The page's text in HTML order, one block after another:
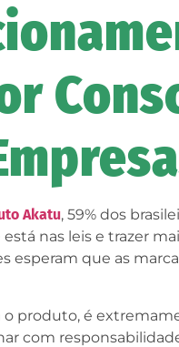
Akatu, 59% dos
nas leis e trazer
esperam que as
produto, é
com